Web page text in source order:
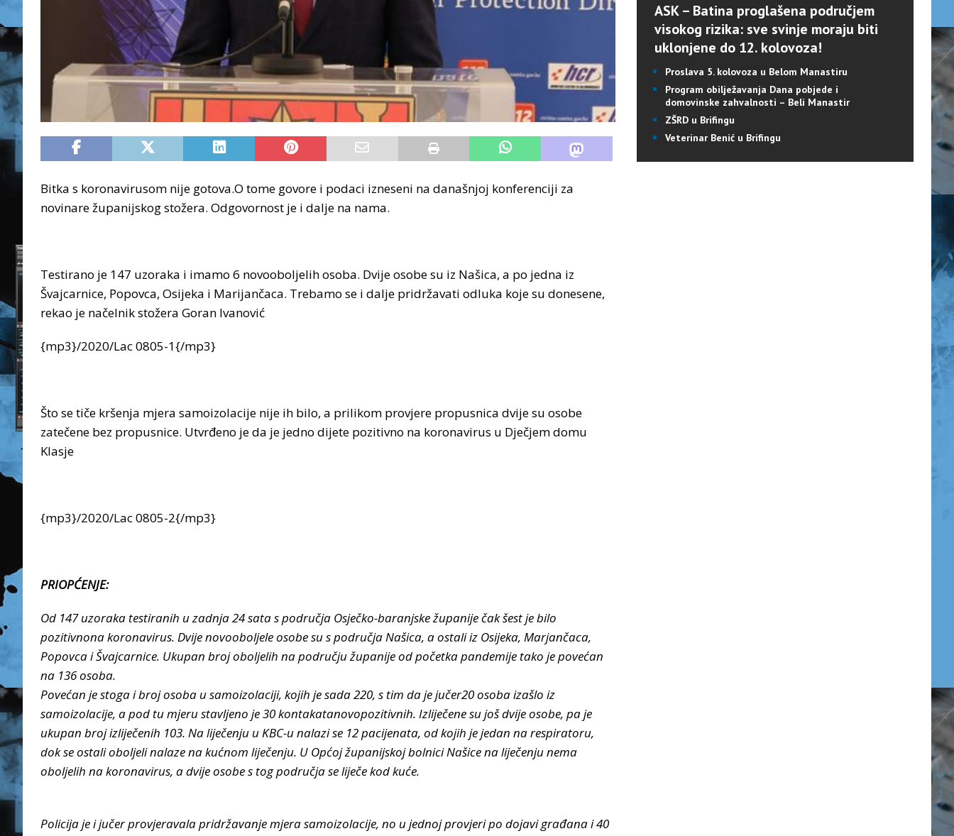
Bitka s koronavirusom nije gotova.O tome govore i podaci izneseni na današnjoj konferenciji za
novinare županijskog stožera. Odgovornost je i dalje na nama.
Testirano je 147 uzoraka i imamo 6 novooboljelih osoba. Dvije osobe su iz Našica, a po jedna iz
Švajcarnice, Popovca, Osijeka i Marijančaca. Trebamo se i dalje pridržavati odluka koje su donesene,
rekao je načelnik stožera Goran Ivanović
{mp3}/2020/Lac 0805-1{/mp3}
Što se tiče kršenja mjera samoizolacije nije ih bilo, a prilikom provjere propusnica dvije su osobe
zatečene bez propusnice. Utvrđeno je da je jedno dijete pozitivno na koronavirus u Dječjem domu
Klasje
{mp3}/2020/Lac 0805-2{/mp3}
PRIOPĆENJE:
Od 147 uzoraka testiranih u zadnja 24 sata s područja Osječko-baranjske županije čak šest je bilo
pozitivnona koronavirus. Dvije novooboljele osobe su s područja Našica, a ostali iz Osijeka, Marjančaca,
Popovca i Švajcarnice. Ukupan broj oboljelih na području županije od početka pandemije tako je povećan
na 136 osoba.
Povećan je stoga i broj osoba u samoizolaciji, kojih je sada 220, s tim da je jučer20 osoba izašlo iz
samoizolacije, a pod tu mjeru stavljeno je 30 kontakatanovopozitivnih. Izliječene su još dvije osobe, pa je
ukupan broj izliječenih 103. Na liječenju u KBC-u nalazi se 12 pacijenata, od kojih je jedan na respiratoru,
dok se ostali oboljeli nalaze na kućnom liječenju. U Općoj županijskoj bolnici Našice na liječenju nema
oboljelih na koronavirus, a dvije osobe s tog područja se liječe kod kuće.
Policija je i jučer provjeravala pridržavanje mjera samoizolacije, no u jednoj provjeri po dojavi građana i 40
ASK – Batina proglašena područjem
visokog rizika: sve svinje moraju biti
uklonjene do 12. kolovoza!
Proslava 5. kolovoza u Belom Manastiru
Program obilježavanja Dana pobjede i
domovinske zahvalnosti – Beli Manastir
ZŠRD u Brifingu
Veterinar Benić u Brifingu